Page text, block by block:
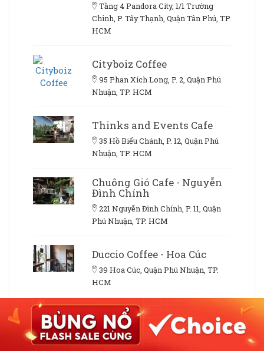
Tầng 4 Pandora City, 1/1 Trường
Chinh, P. Tây Thạnh, Quận Tân Phú, TP.
HCM
Cityboiz Coffee
95 Phan Xích Long, P. 2, Quận Phú
Nhuận, TP. HCM
Thinks and Events Cafe
35 Hồ Biểu Chánh, P. 12, Quận Phú
Nhuận, TP. HCM
Chuông Gió Cafe - Nguyễn
Đình Chính
221 Nguyễn Đình Chính, P. 11, Quận
Phú Nhuận, TP. HCM
Duccio Coffee - Hoa Cúc
39 Hoa Cúc, Quận Phú Nhuận, TP.
HCM
Quán Cây Cafe
18 Ký Con, P. 7, Quận Phú Nhuận, TP.
HCM